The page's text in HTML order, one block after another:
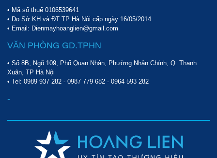
• Mã số thuế 0106539641
• Do Sở KH và ĐT TP Hà Nội cấp ngày 16/05/2014
• Email: Dienmayhoanglien@gmail.com
VĂN PHÒNG GD.TPHN
• Số 8B, Ngõ 109, Phố Quan Nhân, Phường Nhân Chính, Q. Thanh
Xuân, TP Hà Nội
• Tel: 0989 937 282 - 0987 779 682 - 0964 593 282
-